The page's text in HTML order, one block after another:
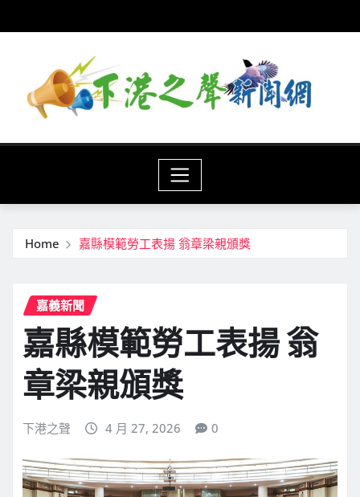
to
Home 嘉縣模範勞工表揚 翁章梁親頒獎
嘉義新聞
嘉縣模範勞工表揚 翁
章梁親頒獎
下港之聲 4 月 27, 2026 0